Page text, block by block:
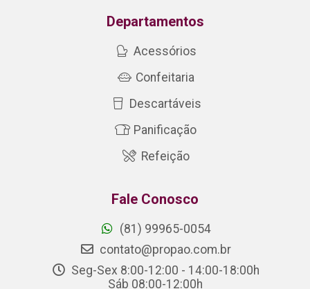
Departamentos
Acessórios
Confeitaria
Descartáveis
Panificação
Refeição
Fale Conosco
(81) 99965-0054
contato@propao.com.br
Seg-Sex 8:00-12:00 - 14:00-18:00h
Sáb 08:00-12:00h